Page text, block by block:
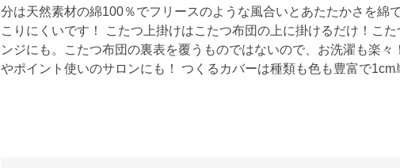
分は天然素材の綿100％でフリースのような風合いとあたたかさを綿
こりにくいです！ こたつ上掛けはこたつ布団の上に掛けるだけ！こ
ンジにも。こたつ布団の裏表を覆うものではないので、お洗濯も楽
やポイント使いのサロンにも！ つくるカバーは種類も色も豊富で